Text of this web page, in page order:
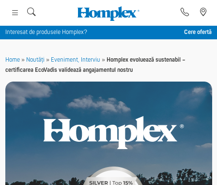
Interesat de produsele Homplex? Cere ofertă
Home» Noutăți » Eveniment, Interviu » Homplex evoluează sustenabil –
certificarea EcoVadis validează angajamentul nostru